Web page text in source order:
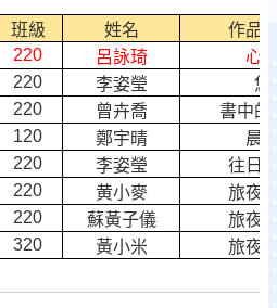
班級 姓名
作品
220 呂詠琦
心
220 李姿瑩
悠
220 曾卉喬
書中的
120 鄭宇晴
晨
220 李姿瑩
往日
220 黄小麥
旅夜
220 蘇黃子儀
旅夜
320 黃小米 旅夜